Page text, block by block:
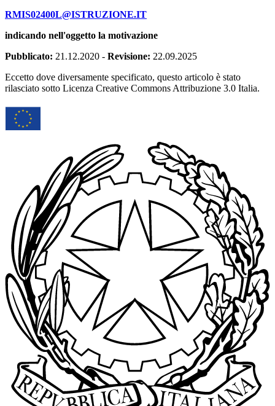
RMIS02400L@ISTRUZIONE.IT
indicando nell'oggetto la motivazione
Pubblicato: 21.12.2020 - Revisione: 22.09.2025
Eccetto dove diversamente specificato, questo articolo è stato
rilasciato sotto Licenza Creative Commons Attribuzione 3.0 Italia.